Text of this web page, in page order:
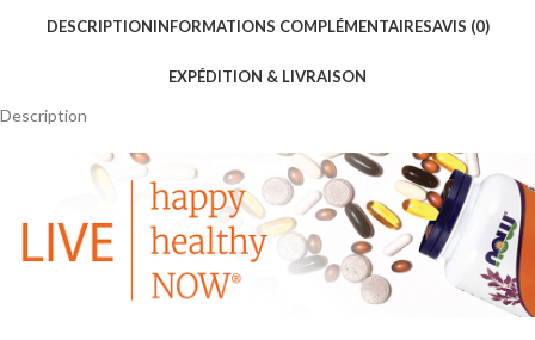
DESCRIPTIONINFORMATIONS COMPLÉMENTAIRESAVIS (0)
EXPÉDITION & LIVRAISON
Description